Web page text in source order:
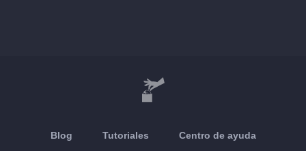
Blog Tutoriales Centro de ayuda